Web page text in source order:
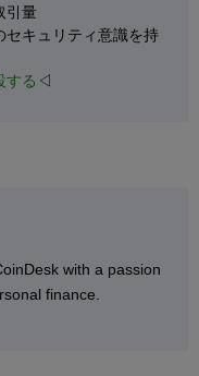
引量
キュリティ意識を持
する ◁
with a passion
finance.